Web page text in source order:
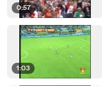
0:57
1:03